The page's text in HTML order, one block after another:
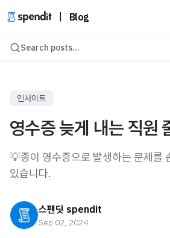
Blog
Search posts...
인사이트
영수증 늦게 내는 직원
💡종이 영수증으로 발생하는 문제를
있습니다.
스팬딧 spendit
Sep 02, 2024